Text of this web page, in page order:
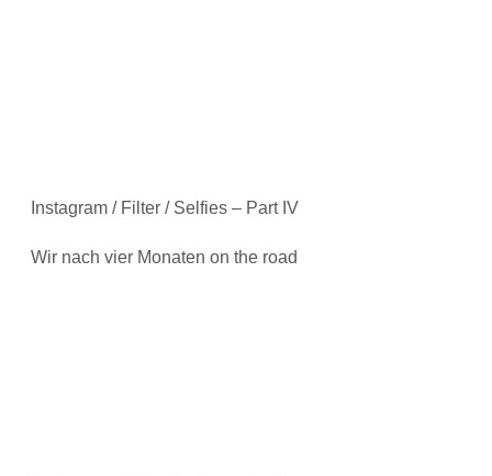
Instagram / Filter / Selfies – Part IV
Wir nach vier Monaten on the road